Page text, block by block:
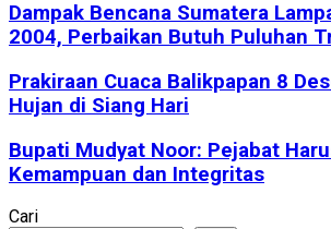
Dampak Bencana Sumatera
2004, Perbaikan Butuh Puluhan
Prakiraan Cuaca Balikpapan 8
Hujan di Siang Hari
Bupati Mudyat Noor: Pejabat
Kemampuan dan Integritas
Cari